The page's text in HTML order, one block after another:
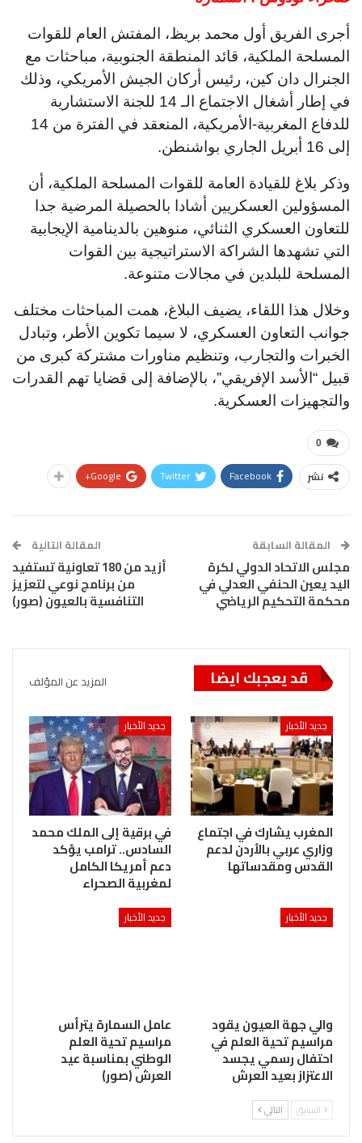
أجرى الفريق أول محمد بريظ، المفتش العام للقوات
المسلحة الملكية، قائد المنطقة الجنوبية، مباحثات مع
الجنرال دان كين، رئيس أركان الجيش الأمريكي، وذلك
في إطار أشغال الاجتماع الـ 14 للجنة الاستشارية
للدفاع المغربية-الأمريكية، المنعقد في الفترة من 14
إلى 16 أبريل الجاري بواشنطن.
وذكر بلاغ للقيادة العامة للقوات المسلحة الملكية، أن
المسؤولين العسكريين أشادا بالحصيلة المرضية جدا
للتعاون العسكري الثنائي، منوهين بالدينامية الإيجابية
التي تشهدها الشراكة الاستراتيجية بين القوات
المسلحة للبلدين في مجالات متنوعة.
وخلال هذا اللقاء، يضيف البلاغ، همت المباحثات مختلف
جوانب التعاون العسكري، لا سيما تكوين الأطر، وتبادل
الخبرات والتجارب، وتنظيم مناورات مشتركة كبرى من
قبيل “الأسد الإفريقي”، بالإضافة إلى قضايا تهم القدرات
والتجهيزات العسكرية.
0
نشر Facebook
Twitter
Google+
المقالة السابقة
مجلس الاتحاد الدولي لكرة
اليد يعين الحنفي العدلي في
محكمة التحكيم الرياضي
المقالة التالية
أزيد من 180 تعاونية تستفيد
من برنامج نوعي لتعزيز
التنافسية بالعيون (صور)
قد يعجبك ايضا المزيد عن المؤلف
جديد الأخبار
المغرب يشارك في اجتماع
وزاري عربي بالأردن لدعم
القدس ومقدساتها
جديد الأخبار
في برقية إلى الملك محمد
السادس.. ترامب يؤكد
دعم أمريكا الكامل
لمغربية الصحراء
جديد الأخبار
والي جهة العيون يقود
مراسيم تحية العلم في
احتفال رسمي يجسد
الاعتزاز بعيد العرش
جديد الأخبار
عامل السمارة يترأس
مراسيم تحية العلم
الوطني بمناسبة عيد
العرش (صور)
السابق التالي